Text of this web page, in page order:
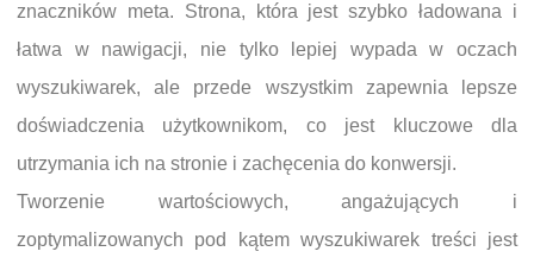
znaczników meta. Strona, która jest szybko ładowana i
łatwa w nawigacji, nie tylko lepiej wypada w oczach
wyszukiwarek, ale przede wszystkim zapewnia lepsze
doświadczenia użytkownikom, co jest kluczowe dla
utrzymania ich na stronie i zachęcenia do konwersji.
Tworzenie wartościowych, angażujących i
zoptymalizowanych pod kątem wyszukiwarek treści jest